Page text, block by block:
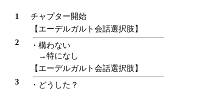
1 チャプター開始
2
【エーデルガルト会話選択肢】
・構わない
→特になし
3
【エーデルガルト会話選択肢】
・どうした？